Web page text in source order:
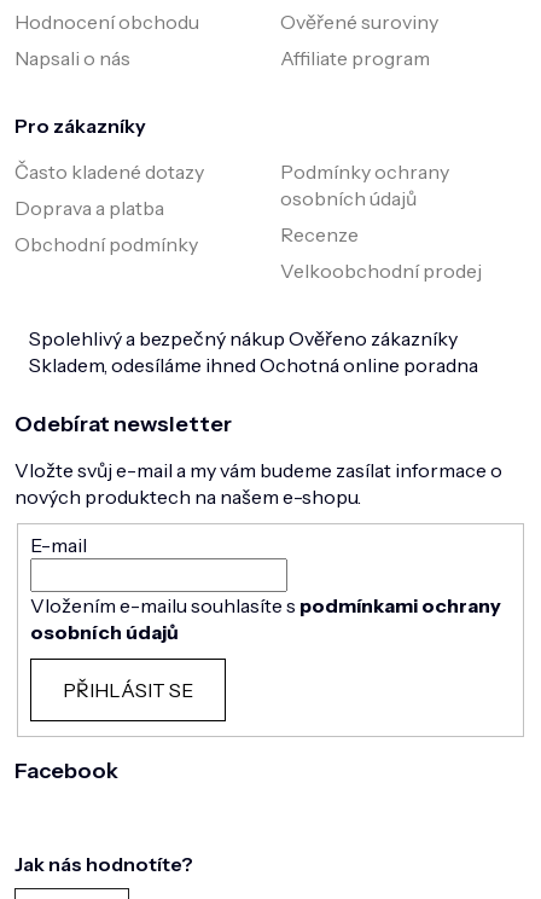
Hodnocení obchodu
Napsali o nás
Ověřené suroviny
Affiliate program
Pro zákazníky
Často kladené dotazy
Doprava a platba
Obchodní podmínky
Podmínky ochrany
osobních údajů
Recenze
Velkoobchodní prodej
Spolehlivý a bezpečný nákup Ověřeno zákazníky
Skladem, odesíláme ihned Ochotná online poradna
Odebírat newsletter
Vložte svůj e-mail a my vám budeme zasílat informace o
nových produktech na našem e-shopu.
E-mail
Vložením e-mailu souhlasíte s podmínkami ochrany
osobních údajů
PŘIHLÁSIT SE
Facebook
Jak nás hodnotíte?